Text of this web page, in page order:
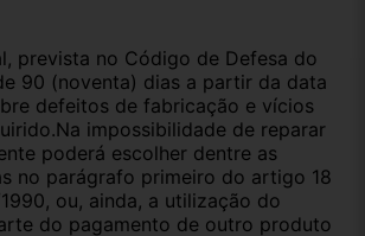
prevista no Código de Defesa do
90 (noventa) dias a partir da data
defeitos de fabricação e vícios
impossibilidade de reparar
poderá escolher dentre as
no parágrafo primeiro do artigo 18
ou, ainda, a utilização do
do pagamento de outro produto